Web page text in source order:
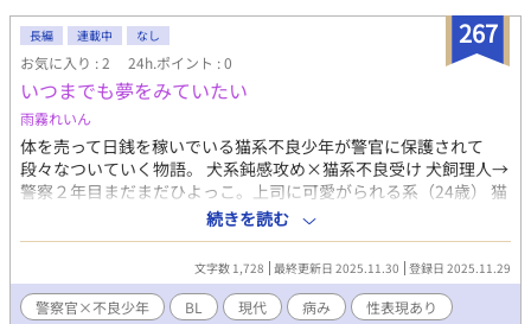
しまいましたが、楽しんでいただける方がおりましたら、何卒宜
しくお願い致します。
267
長編 連載中 なし
お気に入り : 2 24h.ポイント : 0
いつまでも夢をみていたい
雨霧れいん
体を売って日銭を稼いでいる猫系不良少年が警官に保護されて
段々なついていく物語。 犬系鈍感攻め×猫系不良受け 犬飼理人→
警察２年目まだまだひよっこ。上司に可愛がられる系（24歳） 猫
宮ソラ→ 未成年の癖に夜の街を歩く不良少年。メンタルボロボロ
で病み気味。（15）
続きを読む
文字数 1,728 最終更新日 2025.11.30 登録日 2025.11.29
警察官×不良少年 BL 現代 病み 性表現あり